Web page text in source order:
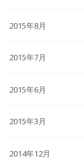
2015年8月
2015年7月
2015年6月
2015年3月
2014年12月